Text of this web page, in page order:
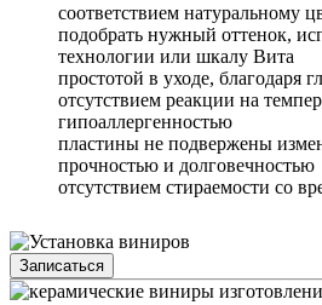
соответствием натуральному
подобрать нужный оттенок,
технологии или шкалу Вита
простотой в уходе, благодаря
отсутствием реакции на
гипоаллергенностью
пластины не подвержены
прочностью и долговечностью
отсутствием стираемости со
Записаться